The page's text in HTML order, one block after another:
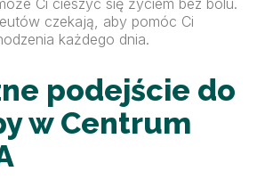
Ci cieszyć się życiem bez bólu.
czekają, aby pomóc Ci
każdego dnia.
podejście do
w Centrum